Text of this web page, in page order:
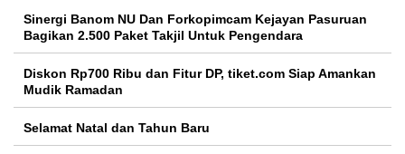
Sinergi Banom NU Dan Forkopimcam Kejayan Pasuruan
Bagikan 2.500 Paket Takjil Untuk Pengendara
Diskon Rp700 Ribu dan Fitur DP, tiket.com Siap Amankan
Mudik Ramadan
Selamat Natal dan Tahun Baru